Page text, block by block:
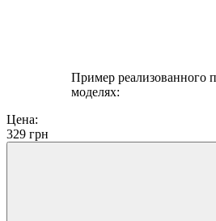
Пример реализованного
моделях:
Цена:
329 грн